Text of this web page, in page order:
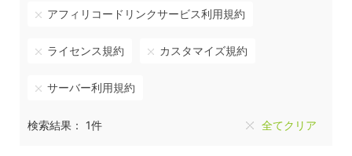
アフィリコードリンクサービス利用規約
ライセンス規約 カスタマイズ規約
サーバー利用規約
検索結果： 1件 全てクリア